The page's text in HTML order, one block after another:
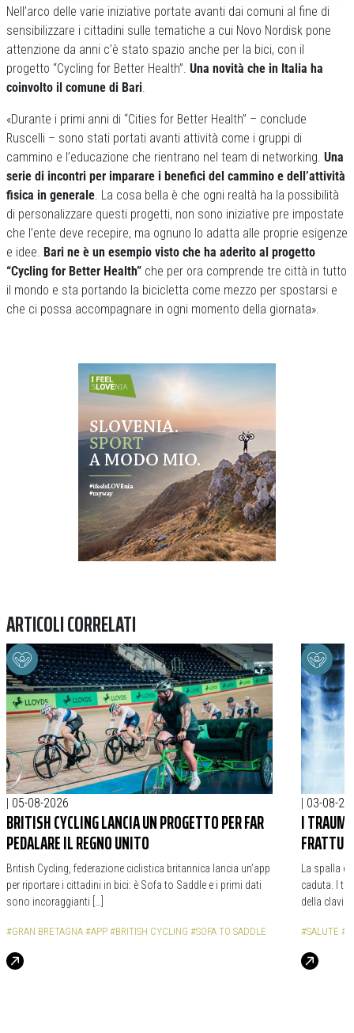
Nell’arco delle varie iniziative portate avanti dai comuni al fine di
sensibilizzare i cittadini sulle tematiche a cui Novo Nordisk pone
attenzione da anni c’è stato spazio anche per la bici, con il
progetto “Cycling for Better Health”. Una novità che in Italia ha
coinvolto il comune di Bari.
«Durante i primi anni di “Cities for Better Health” – conclude
Ruscelli – sono stati portati avanti attività come i gruppi di
cammino e l’educazione che rientrano nel team di networking. Una
serie di incontri per imparare i benefici del cammino e dell’attività
fisica in generale. La cosa bella è che ogni realtà ha la possibilità
di personalizzare questi progetti, non sono iniziative pre impostate
che l’ente deve recepire, ma ognuno lo adatta alle proprie esigenze
e idee. Bari ne è un esempio visto che ha aderito al progetto
“Cycling for Better Health” che per ora comprende tre città in tutto
il mondo e sta portando la bicicletta come mezzo per spostarsi e
che ci possa accompagnare in ogni momento della giornata».
Previous
ARTICOLI CORRELATI
| 05-08-2026
BRITISH CYCLING LANCIA UN PROGETTO PER FAR
PEDALARE IL REGNO UNITO
British Cycling, federazione ciclistica britannica lancia un’app
per riportare i cittadini in bici: è Sofa to Saddle e i primi dati
sono incoraggianti […]
#GRAN BRETAGNA #APP #BRITISH CYCLING #SOFA TO SADDLE
| 03-08-
I
La spalla
caduta. I
della
#SALUTE